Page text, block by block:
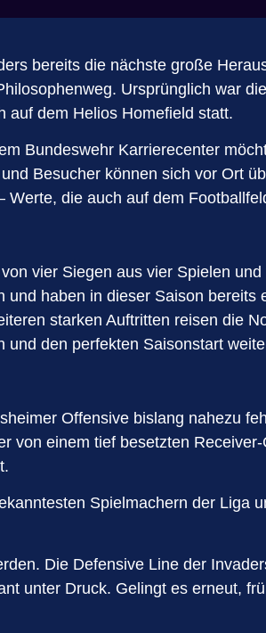
bereits die nächste große
Ursprünglich war
auf dem Helios Homefield statt.
Bundeswehr Karrierecenter
Besucher können sich vor Ort
die auch auf dem
vier Siegen aus vier Spielen
haben in dieser Saison bereits
starken Auftritten reisen die
den perfekten Saisonstart
Offensive bislang nahezu
von einem tief besetzten
Spielmachern der Liga
Die Defensive Line der
unter Druck. Gelingt es erneut,